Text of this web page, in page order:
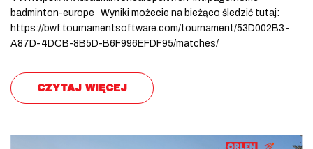
badminton-europe Wyniki możecie na bieżąco śledzić tutaj:
https://bwf.tournamentsoftware.com/tournament/53D002B3-
A87D-4DCB-8B5D-B6F996EFDF95/matches/
CZYTAJ WIĘCEJ